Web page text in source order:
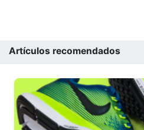
Artículos recomendados